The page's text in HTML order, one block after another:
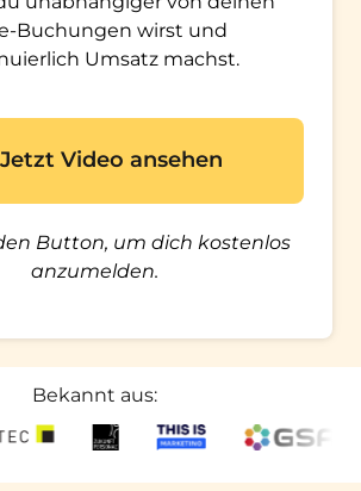
Buchungen wirst und
Umsatz machst.
Jetzt Video ansehen
Button, um dich kostenlos
anzumelden.
Bekannt aus: